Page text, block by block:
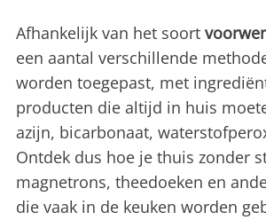
Afhankelijk van het soort
een aantal verschillende
worden toegepast, met
producten die altijd in huis
azijn, bicarbonaat,
Ontdek dus hoe je thuis zonder
magnetrons, theedoeken en
die vaak in de keuken worden